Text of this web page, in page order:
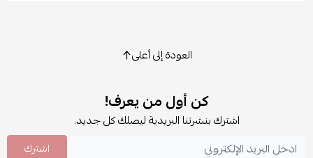
العودة إلى أعلى
كن أول من يعرف!
اشترك بنشرتنا البريدية ليصلك كل جديد.
اشترك